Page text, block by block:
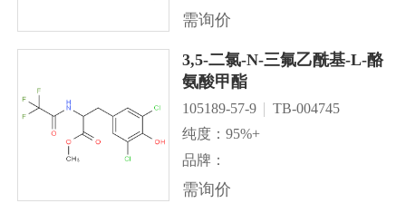
需询价
3,5-二氯-N-三氟乙酰基-L-酪
氨酸甲酯
105189-57-9
TB-004745
纯度：95%+
品牌：
需询价